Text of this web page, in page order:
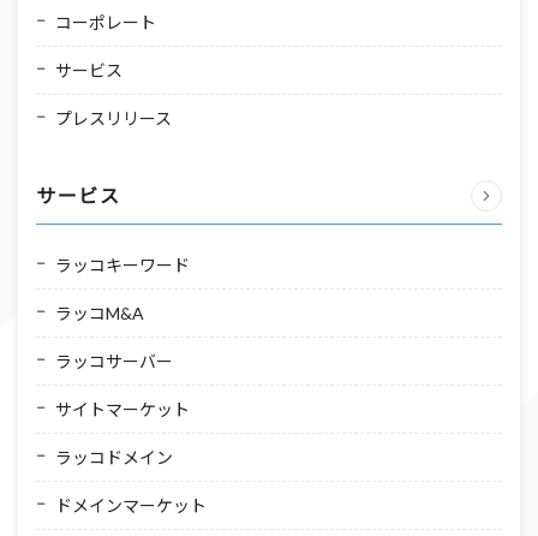
コーポレート
サービス
プレスリリース
サービス
ラッコキーワード
ラッコM&A
ラッコサーバー
サイトマーケット
ラッコドメイン
ドメインマーケット